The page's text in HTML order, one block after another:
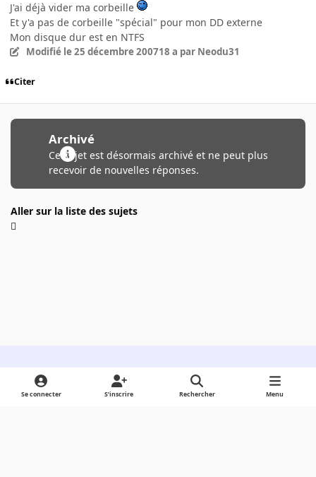
J'ai déjà vider ma corbeille
Et y'a pas de corbeille "spécial" pour mon DD externe
Mon disque dur est en NTFS
Modifié le 25 décembre 200718 a par Neodu31
Citer
Archivé
Ce sujet est désormais archivé et ne peut plus
recevoir de nouvelles réponses.
Aller sur la liste des sujets
Light ModeDark ModeSystem Preference
Se connecter S’inscrire Rechercher Menu